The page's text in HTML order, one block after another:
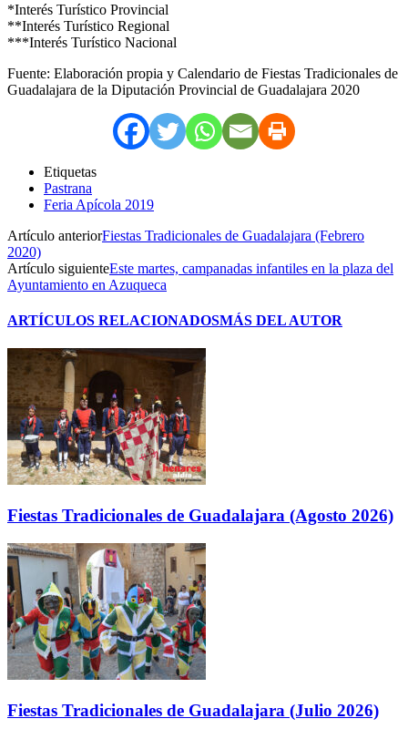
*Interés Turístico Provincial
**Interés Turístico Regional
***Interés Turístico Nacional
Fuente: Elaboración propia y Calendario de Fiestas Tradicionales de
Guadalajara de la Diputación Provincial de Guadalajara 2020
Etiquetas
Pastrana
Feria Apícola 2019
Artículo anteriorFiestas Tradicionales de Guadalajara (Febrero
2020)
Artículo siguienteEste martes, campanadas infantiles en la plaza del
Ayuntamiento en Azuqueca
ARTÍCULOS RELACIONADOSMÁS DEL AUTOR
Fiestas Tradicionales de Guadalajara (Agosto 2026)
Fiestas Tradicionales de Guadalajara (Julio 2026)